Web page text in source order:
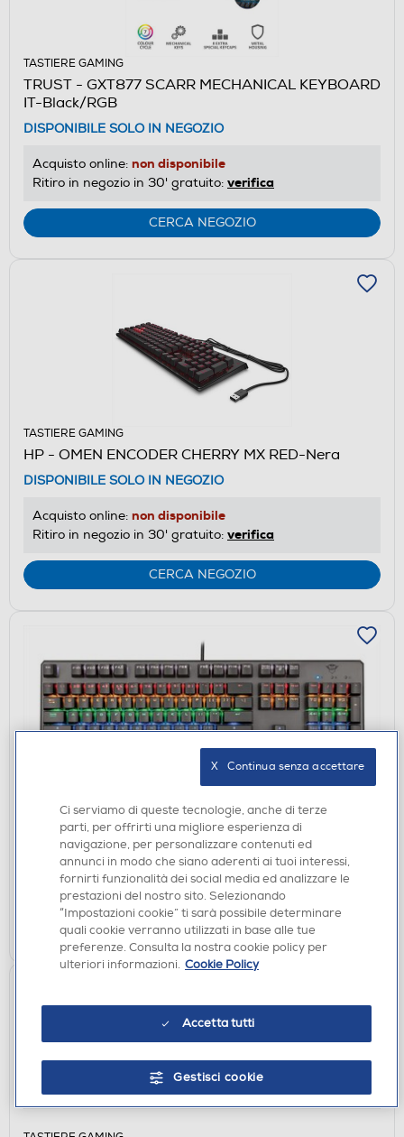
TASTIERE GAMING
TRUST - GXT877 SCARR MECHANICAL KEYBOARD
IT-Black/RGB
DISPONIBILE SOLO IN NEGOZIO
Acquisto online: non disponibile
Ritiro in negozio in 30' gratuito: verifica
CERCA NEGOZIO
TASTIERE GAMING
HP - OMEN ENCODER CHERRY MX RED-Nera
DISPONIBILE SOLO IN NEGOZIO
Acquisto online: non disponibile
Ritiro in negozio in 30' gratuito: verifica
CERCA NEGOZIO
TRUST - TRUST IT ASTA GXT865 MECH KB-Black
DISPONIBILE SOLO IN NEGOZIO
Acquisto online:non disponibile
Ritiro in negozio in 30' gratuito:verifica
CERCA NEGOZIO
Ci serviamo di queste tecnologie, anche di terze
parti, per offrirti una migliore esperienza di
navigazione, per personalizzare contenuti ed
annunci in modo che siano aderenti ai tuoi interessi,
fornirti funzionalità dei social media ed analizzare le
prestazioni del nostro sito. Selezionando
“Impostazioni cookie” ti sarà possibile determinare
quali cookie verranno utilizzati in base alle tue
preferenze. Consulta la nostra cookie policy per
ulteriori informazioni. Cookie Policy
Accetta tutti
Gestisci cookie
X   Continua senza accettare